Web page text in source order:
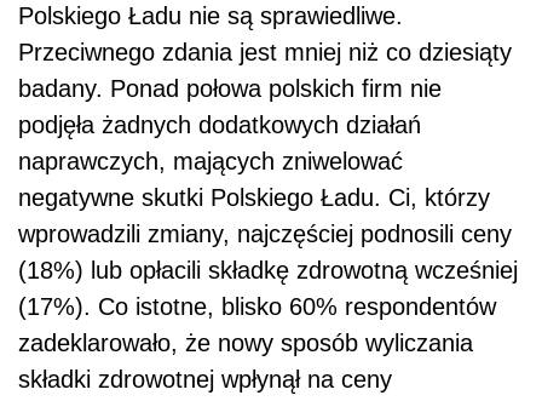
Polskiego Ładu nie są sprawiedliwe.
Przeciwnego zdania jest mniej niż co dziesiąty
badany. Ponad połowa polskich firm nie
podjęła żadnych dodatkowych działań
naprawczych, mających zniwelować
negatywne skutki Polskiego Ładu. Ci, którzy
wprowadzili zmiany, najczęściej podnosili ceny
(18%) lub opłacili składkę zdrowotną wcześniej
(17%). Co istotne, blisko 60% respondentów
zadeklarowało, że nowy sposób wyliczania
składki zdrowotnej wpłynął na ceny